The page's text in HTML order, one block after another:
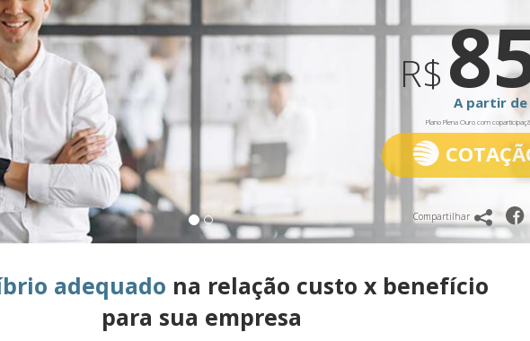
R$
A partir de
Plano Plena Ouro com
Compartilhar
adequado na relação custo x benefício
para sua empresa